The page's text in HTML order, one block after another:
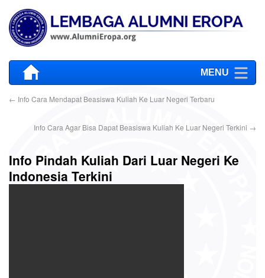
MENU
← Info Cara Mendapat Beasiswa Kuliah Ke Luar Negeri Terbaru
Info Cara Agar Bisa Dapat Beasiswa Kuliah Ke Luar Negeri Terkini →
Info Pindah Kuliah Dari Luar Negeri Ke
Indonesia Terkini